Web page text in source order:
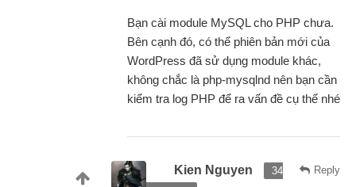
Bạn cài module MySQL cho PHP chưa.
Bên cạnh đó, có thể phiên bản mới của
WordPress đã sử dụng module khác,
không chắc là php-mysqlnd nên bạn cần
kiểm tra log PHP để ra vấn đề cụ thể nhé
Reply
Kien Nguyen
34